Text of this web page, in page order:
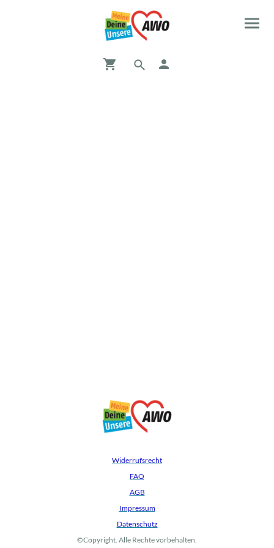
Widerrufsrecht
FAQ
AGB
Impressum
Datenschutz
©Copyright. Alle Rechte vorbehalten.